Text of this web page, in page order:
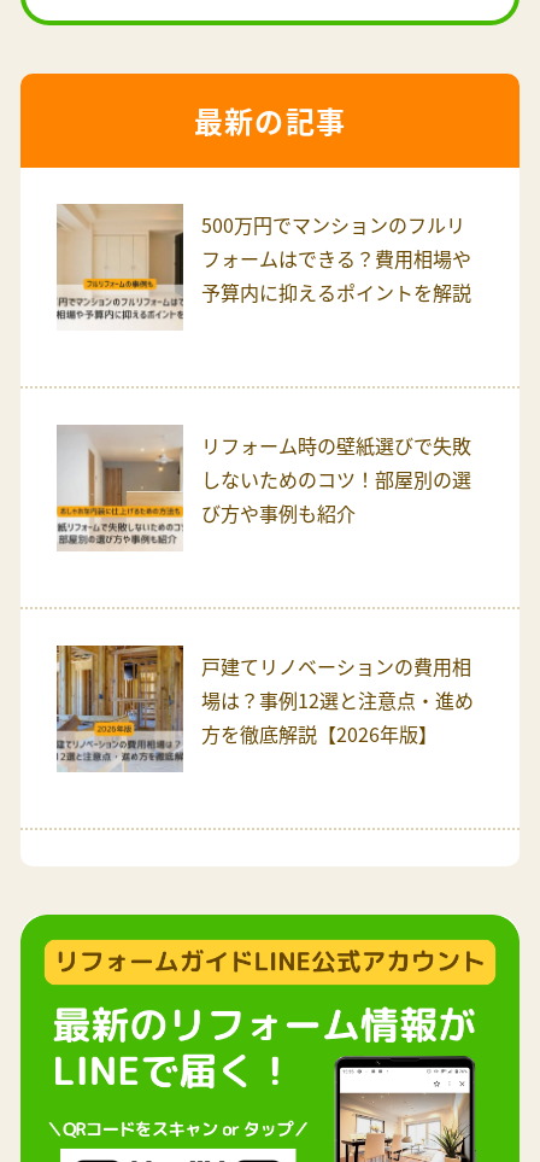
最新の記事
500万円でマンションのフルリ
フォームはできる？費用相場や
予算内に抑えるポイントを解説
リフォーム時の壁紙選びで失敗
しないためのコツ！部屋別の選
び方や事例も紹介
戸建てリノベーションの費用相
場は？事例12選と注意点・進め
方を徹底解説【2026年版】